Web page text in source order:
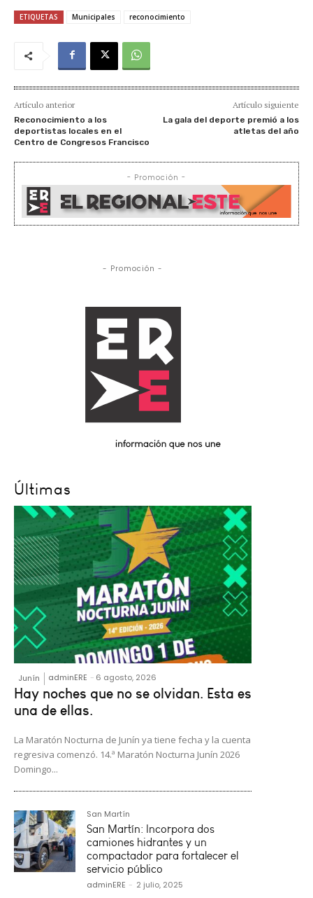
ETIQUETAS Municipales reconocimiento
Artículo anterior
Reconocimiento a los
deportistas locales en el
Centro de Congresos Francisco
Artículo siguiente
La gala del deporte premió a los
atletas del año
- Promoción -
- Promoción -
Últimas
Junín adminERE - 6 agosto, 2026
Hay noches que no se olvidan. Esta es
una de ellas.
La Maratón Nocturna de Junín ya tiene fecha y la cuenta
regresiva comenzó. 14.ª Maratón Nocturna Junín 2026
Domingo...
San Martín
San Martín: Incorpora dos
camiones hidrantes y un
compactador para fortalecer el
servicio público
adminERE - 2 julio, 2025